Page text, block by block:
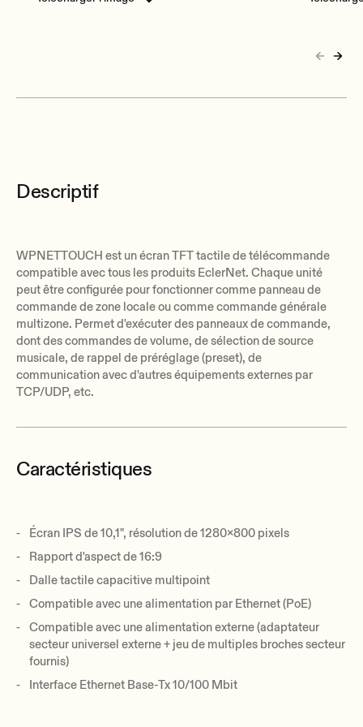
Descriptif
WPNETTOUCH est un écran TFT tactile de télécommande
compatible avec tous les produits EclerNet. Chaque unité
peut être configurée pour fonctionner comme panneau de
commande de zone locale ou comme commande générale
multizone. Permet d'exécuter des panneaux de commande,
dont des commandes de volume, de sélection de source
musicale, de rappel de préréglage (preset), de
communication avec d'autres équipements externes par
TCP/UDP, etc.
Caractéristiques
Écran IPS de 10,1", résolution de 1280x800 pixels
Rapport d'aspect de 16:9
Dalle tactile capacitive multipoint
Compatible avec une alimentation par Ethernet (PoE)
Compatible avec une alimentation externe (adaptateur
secteur universel externe + jeu de multiples broches secteur
fournis)
Interface Ethernet Base-Tx 10/100 Mbit